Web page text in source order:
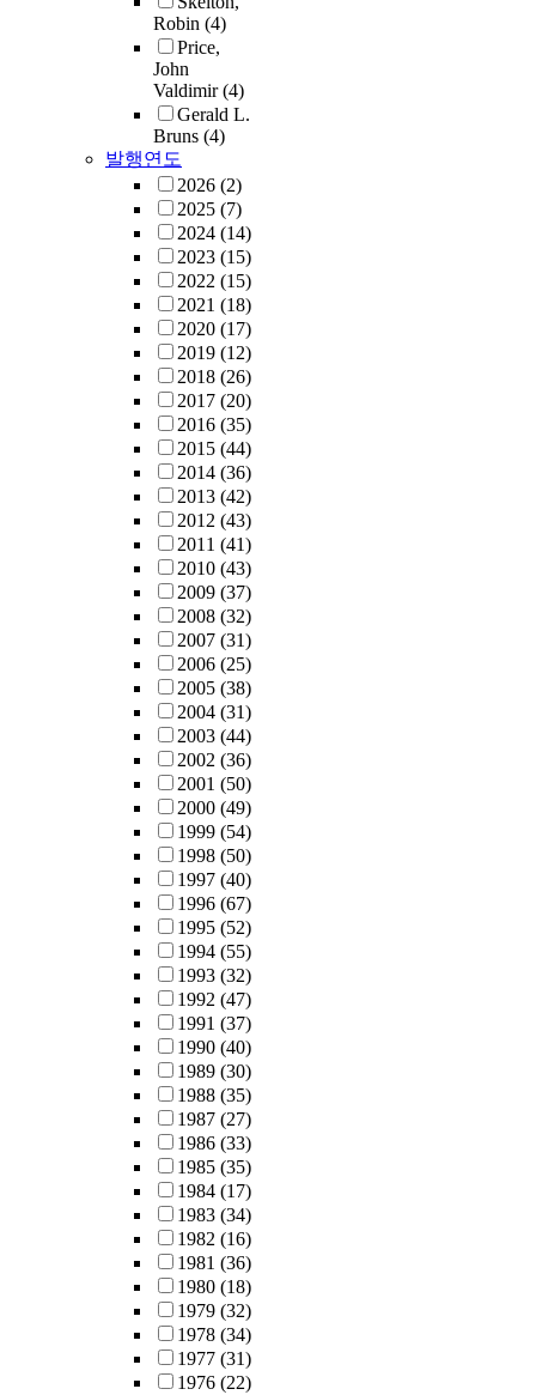
Robin (4)
Price,
John
Valdimir(4)
Gerald L.
Bruns (4)
발행연도
2026 (2)
2025 (7)
2024 (14)
2023 (15)
2022 (15)
2021 (18)
2020 (17)
2019 (12)
2018 (26)
2017 (20)
2016 (35)
2015 (44)
2014 (36)
2013 (42)
2012 (43)
2011 (41)
2010 (43)
2009 (37)
2008 (32)
2007 (31)
2006 (25)
2005 (38)
2004 (31)
2003 (44)
2002 (36)
2001 (50)
2000 (49)
1999 (54)
1998 (50)
1997 (40)
1996 (67)
1995 (52)
1994 (55)
1993 (32)
1992 (47)
1991 (37)
1990 (40)
1989 (30)
1988 (35)
1987 (27)
1986 (33)
1985 (35)
1984 (17)
1983 (34)
1982 (16)
1981 (36)
1980 (18)
1979 (32)
1978 (34)
1977 (31)
1976 (22)